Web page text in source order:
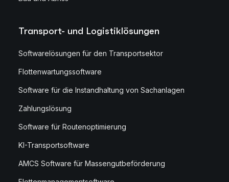
Transport- und Logistiklösungen
Softwarelösungen für den Transportsektor
Flottenwartungssoftware
Software für die Instandhaltung von Sachanlagen
Zahlungslösung
Software für Routenoptimierung
KI-Transportsoftware
AMCS Software für Massengutbeförderung